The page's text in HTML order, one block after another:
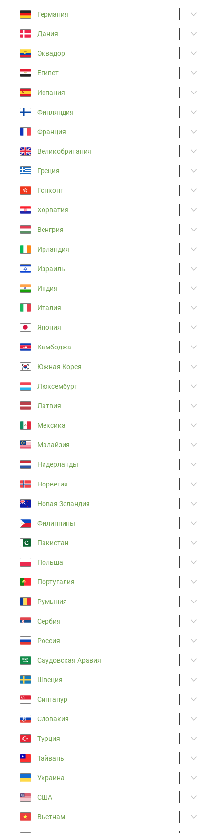
Германия
Дания
Эквадор
Египет
Испания
Финляндия
Франция
Великобритания
Греция
Гонконг
Хорватия
Венгрия
Ирландия
Израиль
Индия
Италия
Япония
Камбоджа
Южная Корея
Люксембург
Латвия
Мексика
Малайзия
Нидерланды
Норвегия
Новая Зеландия
Филиппины
Пакистан
Польша
Португалия
Румыния
Сербия
Россия
Саудовская Аравия
Швеция
Сингапур
Словакия
Турция
Тайвань
Украина
США
Вьетнам